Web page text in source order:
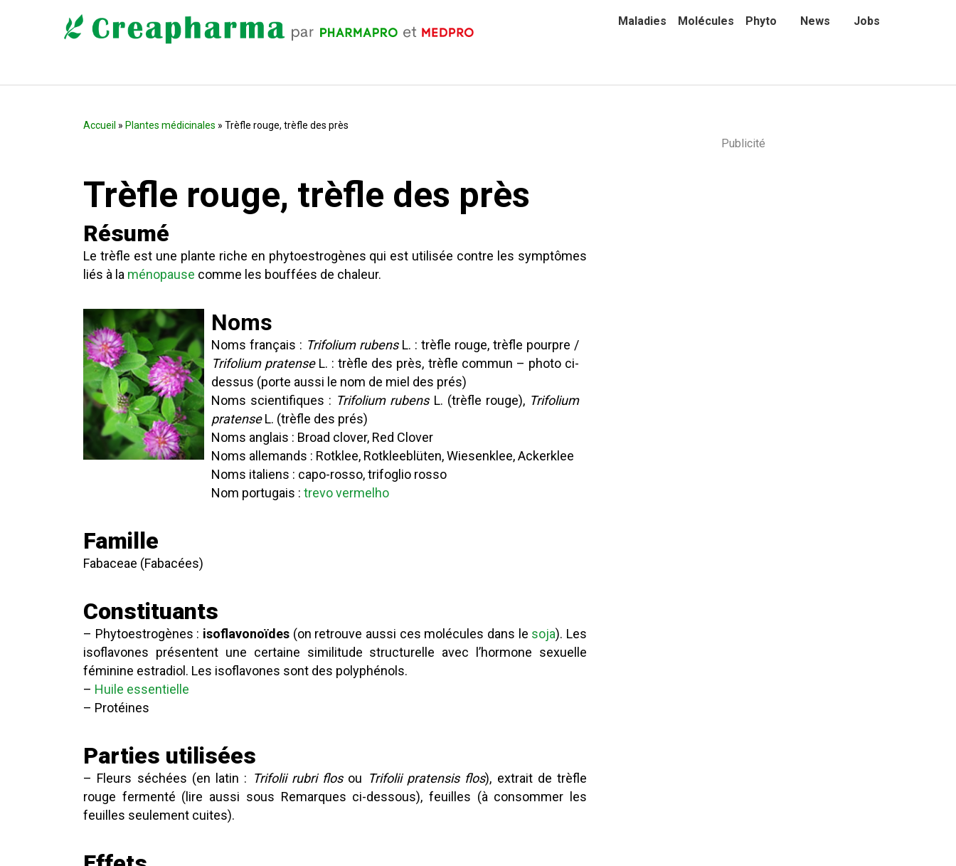
Maladies Molécules Phyto News Jobs
Accueil » Plantes médicinales » Trèfle rouge, trèfle des près
Trèfle rouge, trèfle des près
Résumé
Le trèfle est une plante riche en phytoestrogènes qui est utilisée contre les symptômes
liés à la ménopause comme les bouffées de chaleur.
Noms
Noms français : Trifolium rubensL. : trèfle rouge, trèfle pourpre /
Trifolium pratenseL. : trèfle des près, trèfle commun – photo ci-
dessus (porte aussi le nom de miel des prés)
Noms scientifiques : Trifolium rubensL. (trèfle rouge), Trifolium
pratenseL. (trèfle des prés)
Noms anglais : Broad clover, Red Clover
Noms allemands : Rotklee, Rotkleeblüten, Wiesenklee, Ackerklee
Noms italiens : capo-rosso, trifoglio rosso
Nom portugais : trevo vermelho
Famille
Fabaceae (Fabacées)
Constituants
– Phytoestrogènes : isoflavonoïdes (on retrouve aussi ces molécules dans le soja). Les
isoflavones présentent une certaine similitude structurelle avec l’hormone sexuelle
féminine estradiol. Les isoflavones sont des polyphénols.
– Huile essentielle
– Protéines
Parties utilisées
– Fleurs séchées (en latin : Trifolii rubri flosou Trifolii pratensis flos), extrait de trèfle
rouge fermenté (lire aussi sous Remarques ci-dessous), feuilles (à consommer les
feuilles seulement cuites).
Publicité